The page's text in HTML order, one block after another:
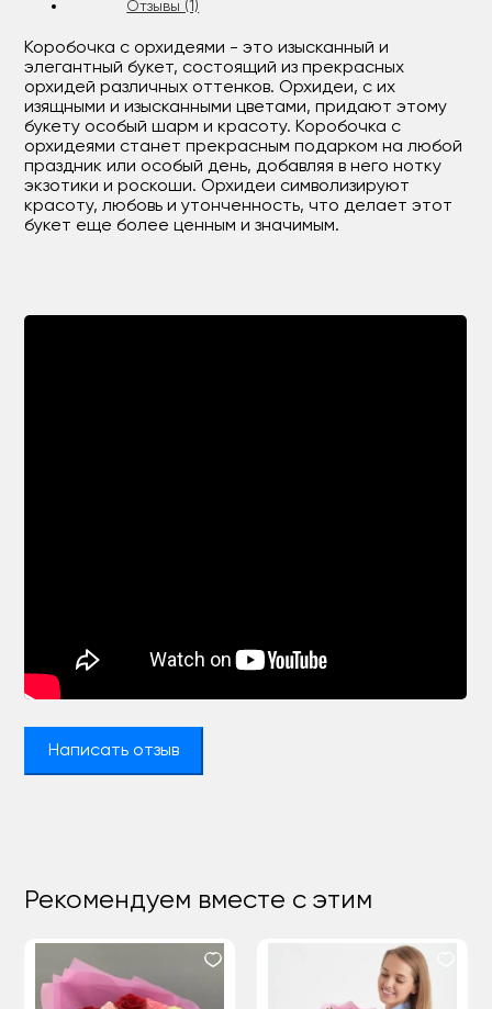
Отзывы (1)
Коробочка с орхидеями - это изысканный и
элегантный букет, состоящий из прекрасных
орхидей различных оттенков. Орхидеи, с их
изящными и изысканными цветами, придают этому
букету особый шарм и красоту. Коробочка с
орхидеями станет прекрасным подарком на любой
праздник или особый день, добавляя в него нотку
экзотики и роскоши. Орхидеи символизируют
красоту, любовь и утонченность, что делает этот
букет еще более ценным и значимым.
Написать отзыв
Рекомендуем вместе с этим